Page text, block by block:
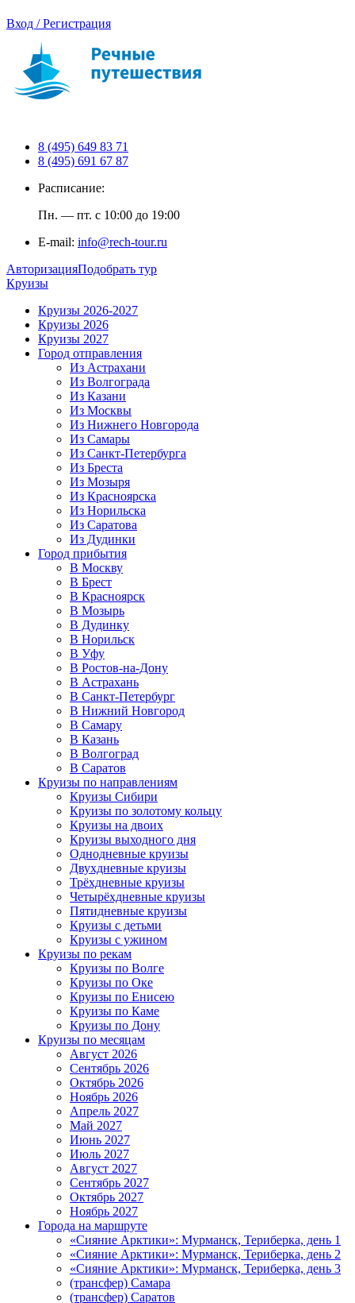
Вход / Регистрация
8 (495) 649 83 71
8 (495) 691 67 87
Расписание:
Пн. — пт. с 10:00 до 19:00
E-mail: info@rech-tour.ru
АвторизацияПодобрать тур
Круизы
Круизы 2026-2027
Круизы 2026
Круизы 2027
Город отправления
Из Астрахани
Из Волгограда
Из Казани
Из Москвы
Из Нижнего Новгорода
Из Самары
Из Санкт-Петербурга
Из Бреста
Из Мозыря
Из Красноярска
Из Норильска
Из Саратова
Из Дудинки
Город прибытия
В Москву
В Брест
В Красноярск
В Мозырь
В Дудинку
В Норильск
В Уфу
В Ростов-на-Дону
В Астрахань
В Санкт-Петербург
В Нижний Новгород
В Самару
В Казань
В Волгоград
В Саратов
Круизы по направлениям
Круизы Сибири
Круизы по золотому кольцу
Круизы на двоих
Круизы выходного дня
Однодневные круизы
Двухдневные круизы
Трёхдневные круизы
Четырёхдневные круизы
Пятидневные круизы
Круизы с детьми
Круизы с ужином
Круизы по рекам
Круизы по Волге
Круизы по Оке
Круизы по Енисею
Круизы по Каме
Круизы по Дону
Круизы по месяцам
Август 2026
Сентябрь 2026
Октябрь 2026
Ноябрь 2026
Апрель 2027
Май 2027
Июнь 2027
Июль 2027
Август 2027
Сентябрь 2027
Октябрь 2027
Ноябрь 2027
Города на маршруте
«Сияние Арктики»: Мурманск, Териберка, день 1
«Сияние Арктики»: Мурманск, Териберка, день 2
«Сияние Арктики»: Мурманск, Териберка, день 3
(трансфер) Самара
(трансфер) Саратов